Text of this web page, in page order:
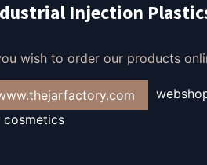
Injection
wish to order our products